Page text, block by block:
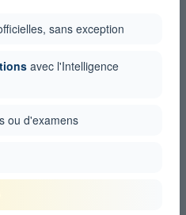
sans exception
avec l'Intelligence
ou d'examens